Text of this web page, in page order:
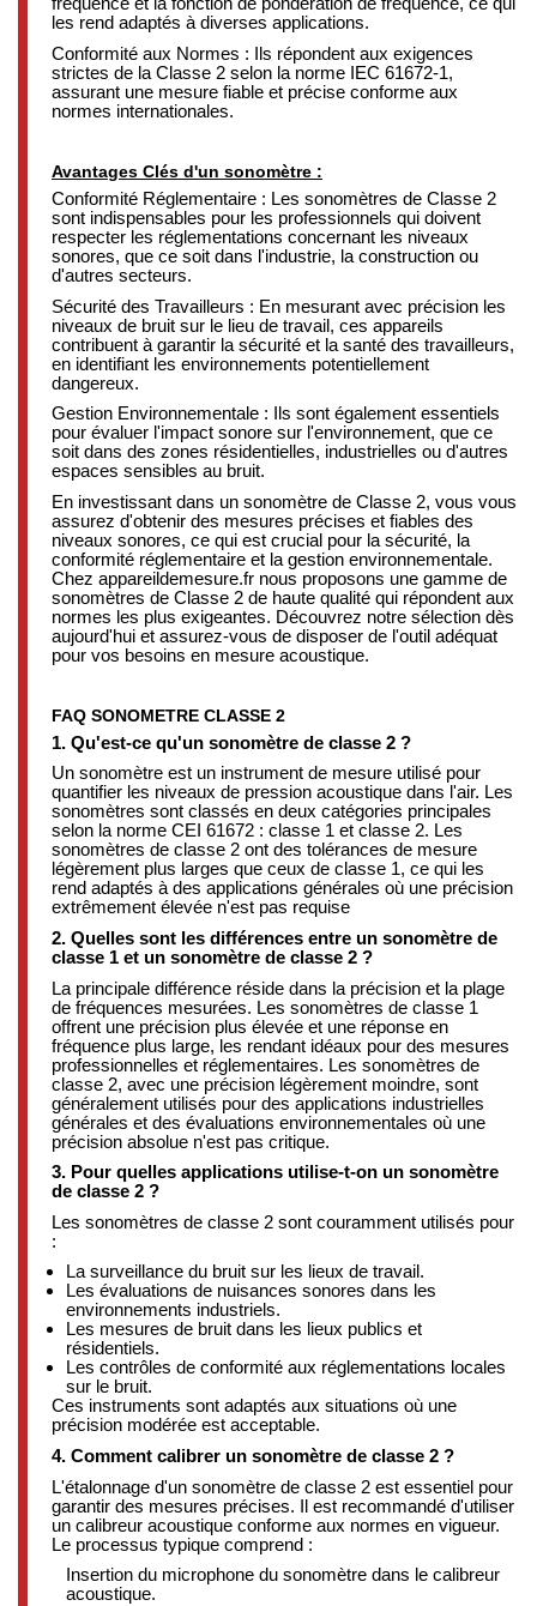
les rend adaptés à diverses applications.
Conformité aux Normes : Ils répondent aux exigences
strictes de la Classe 2 selon la norme IEC 61672-1,
assurant une mesure fiable et précise conforme aux
normes internationales.
Avantages Clés d'un sonomètre :
Conformité Réglementaire : Les sonomètres de Classe 2
sont indispensables pour les professionnels qui doivent
respecter les réglementations concernant les niveaux
sonores, que ce soit dans l'industrie, la construction ou
d'autres secteurs.
Sécurité des Travailleurs : En mesurant avec précision les
niveaux de bruit sur le lieu de travail, ces appareils
contribuent à garantir la sécurité et la santé des travailleurs,
en identifiant les environnements potentiellement
dangereux.
Gestion Environnementale : Ils sont également essentiels
pour évaluer l'impact sonore sur l'environnement, que ce
soit dans des zones résidentielles, industrielles ou d'autres
espaces sensibles au bruit.
En investissant dans un sonomètre de Classe 2, vous vous
assurez d'obtenir des mesures précises et fiables des
niveaux sonores, ce qui est crucial pour la sécurité, la
conformité réglementaire et la gestion environnementale.
Chez appareildemesure.fr nous proposons une gamme de
sonomètres de Classe 2 de haute qualité qui répondent aux
normes les plus exigeantes. Découvrez notre sélection dès
aujourd'hui et assurez-vous de disposer de l'outil adéquat
pour vos besoins en mesure acoustique.
FAQ SONOMETRE CLASSE 2
1. Qu'est-ce qu'un sonomètre de classe 2 ?
Un sonomètre est un instrument de mesure utilisé pour
quantifier les niveaux de pression acoustique dans l'air. Les
sonomètres sont classés en deux catégories principales
selon la norme CEI 61672 : classe 1 et classe 2. Les
sonomètres de classe 2 ont des tolérances de mesure
légèrement plus larges que ceux de classe 1, ce qui les
rend adaptés à des applications générales où une précision
extrêmement élevée n'est pas requise
2. Quelles sont les différences entre un sonomètre de
classe 1 et un sonomètre de classe 2 ?
La principale différence réside dans la précision et la plage
de fréquences mesurées. Les sonomètres de classe 1
offrent une précision plus élevée et une réponse en
fréquence plus large, les rendant idéaux pour des mesures
professionnelles et réglementaires. Les sonomètres de
classe 2, avec une précision légèrement moindre, sont
généralement utilisés pour des applications industrielles
générales et des évaluations environnementales où une
précision absolue n'est pas critique.
3. Pour quelles applications utilise-t-on un sonomètre
de classe 2 ?
Les sonomètres de classe 2 sont couramment utilisés pour
:
La surveillance du bruit sur les lieux de travail.
Les évaluations de nuisances sonores dans les
environnements industriels.
Les mesures de bruit dans les lieux publics et
résidentiels.
Les contrôles de conformité aux réglementations locales
sur le bruit.
Ces instruments sont adaptés aux situations où une
précision modérée est acceptable.
4. Comment calibrer un sonomètre de classe 2 ?
L'étalonnage d'un sonomètre de classe 2 est essentiel pour
garantir des mesures précises. Il est recommandé d'utiliser
un calibreur acoustique conforme aux normes en vigueur.
Le processus typique comprend :
Insertion du microphone du sonomètre dans le calibreur
acoustique.